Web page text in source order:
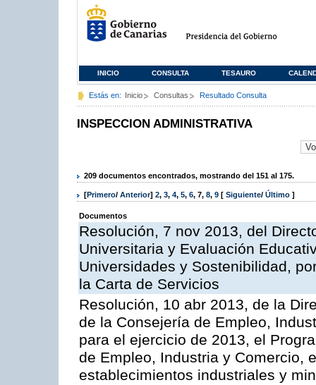
INICIO CONSULTA TESAURO
Estás en: Inicio Consultas Resultado Consulta
INSPECCION ADMINISTRATIVA
209 documentos encontrados, mostrando del 151 al 175.
[Primero/ Anterior] 2, 3, 4, 5, 6, 7, 8, 9 [ Siguiente/ Último ]
Documentos
Resolución, 7 nov 2013, del
Universitaria y Evaluación
Universidades y Sostenibilidad,
la Carta de Servicios
Resolución, 10 abr 2013, de la
de la Consejería de Empleo,
para el ejercicio de 2013, el
de Empleo, Industria y Comercio,
establecimientos industriales y